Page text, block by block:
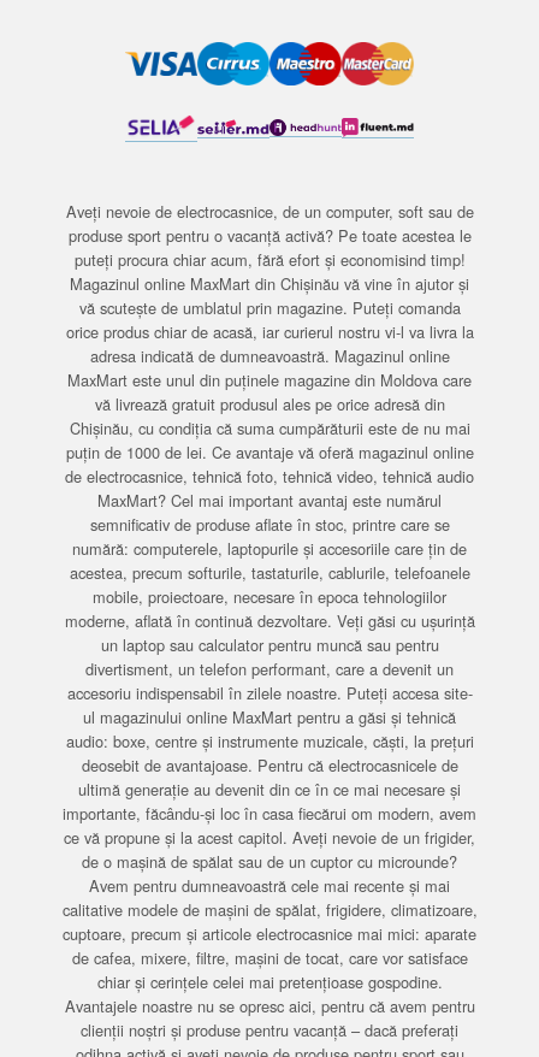
Aveți nevoie de electrocasnice, de un computer, soft sau de
produse sport pentru o vacanță activă? Pe toate acestea le
puteți procura chiar acum, fără efort și economisind timp!
Magazinul online MaxMart din Chișinău vă vine în ajutor și
vă scutește de umblatul prin magazine. Puteți comanda
orice produs chiar de acasă, iar curierul nostru vi-l va livra la
adresa indicată de dumneavoastră. Magazinul online
MaxMart este unul din puținele magazine din Moldova care
vă livrează gratuit produsul ales pe orice adresă din
Chișinău, cu condiția că suma cumpărăturii este de nu mai
puțin de 1000 de lei. Ce avantaje vă oferă magazinul online
de electrocasnice, tehnică foto, tehnică video, tehnică audio
MaxMart? Cel mai important avantaj este numărul
semnificativ de produse aflate în stoc, printre care se
numără: computerele, laptopurile și accesoriile care țin de
acestea, precum softurile, tastaturile, cablurile, telefoanele
mobile, proiectoare, necesare în epoca tehnologiilor
moderne, aflată în continuă dezvoltare. Veți găsi cu ușurință
un laptop sau calculator pentru muncă sau pentru
divertisment, un telefon performant, care a devenit un
accesoriu indispensabil în zilele noastre. Puteți accesa site-
ul magazinului online MaxMart pentru a găsi și tehnică
audio: boxe, centre și instrumente muzicale, căști, la prețuri
deosebit de avantajoase. Pentru că electrocasnicele de
ultimă generație au devenit din ce în ce mai necesare și
importante, făcându-și loc în casa fiecărui om modern, avem
ce vă propune și la acest capitol. Aveți nevoie de un frigider,
de o mașină de spălat sau de un cuptor cu microunde?
Avem pentru dumneavoastră cele mai recente și mai
calitative modele de mașini de spălat, frigidere, climatizoare,
cuptoare, precum și articole electrocasnice mai mici: aparate
de cafea, mixere, filtre, mașini de tocat, care vor satisface
chiar și cerințele celei mai pretențioase gospodine.
Avantajele noastre nu se opresc aici, pentru că avem pentru
clienții noștri și produse pentru vacanță – dacă preferați